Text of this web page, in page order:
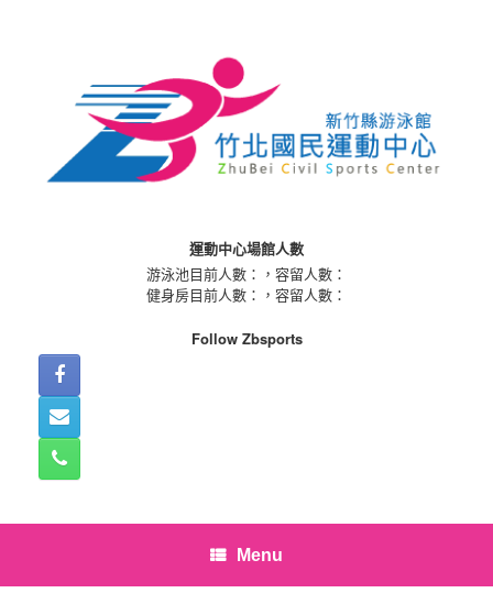
運動中心場館人數
游泳池目前人數：
，容留人數：
健身房目前人數：
，容留人數：
Follow Zbsports
Menu